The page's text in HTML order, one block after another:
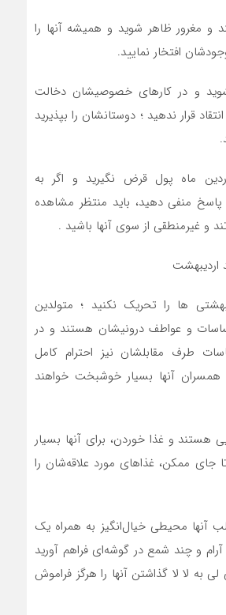
و مغرور ظاهر شويد و هميشه آنها را
افتخار نماييد.
و در کارهاي خصوصيشان دخالت
قرار ندهيد ؛ دوستانشان را بپذيريد
ماه پول قرض نگيريد و اگر به
منفي دهيد، بايد منتظر مشاهده
و غيرمنطقي از سوي آنها باشيد .
اردیبهشت
ها را تحريک نکنيد ؛ متولدين
و عواطف درونيشان هستند و در
طرف مقابلشان نيز احترام کامل
همسران آنها بسيار خوشبخت خواهند
هستند و غذا خوردن، براي آنها بسيار
ممکن، غذاهاي مورد علاقه‌شان را
آنها محيطي خيال‌انگيز به همراه يک
و چند شمع در گوشه‌اي فراهم آوريد
به لا لا گذاشتن آنها را هرگز فراموش